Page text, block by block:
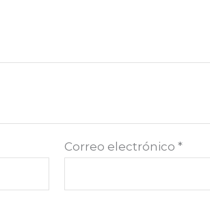
Correo electrónico*